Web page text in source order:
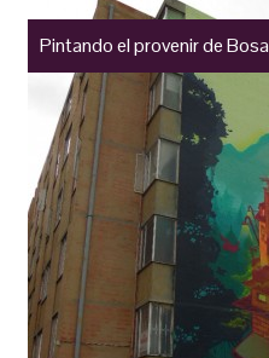
Pintando el provenir de Bosa